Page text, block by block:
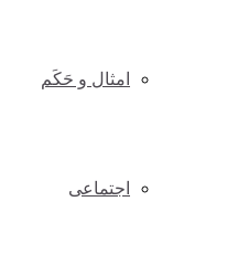
امثال و حَکَم
اجتماعی